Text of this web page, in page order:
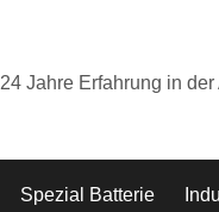
24 Jahre Erfahrung in
Spezial Batterie